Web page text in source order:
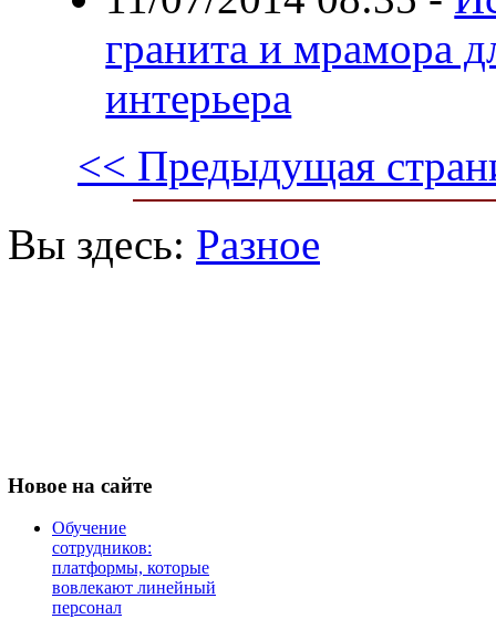
гранита и мрамора
интерьера
<< Предыдущая
Вы здесь: Разное
Новое на сайте
Обучение
сотрудников:
платформы, которые
вовлекают линейный
персонал